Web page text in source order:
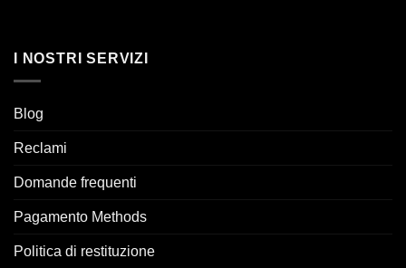
I NOSTRI SERVIZI
Blog
Reclami
Domande frequenti
Pagamento Methods
Politica di restituzione